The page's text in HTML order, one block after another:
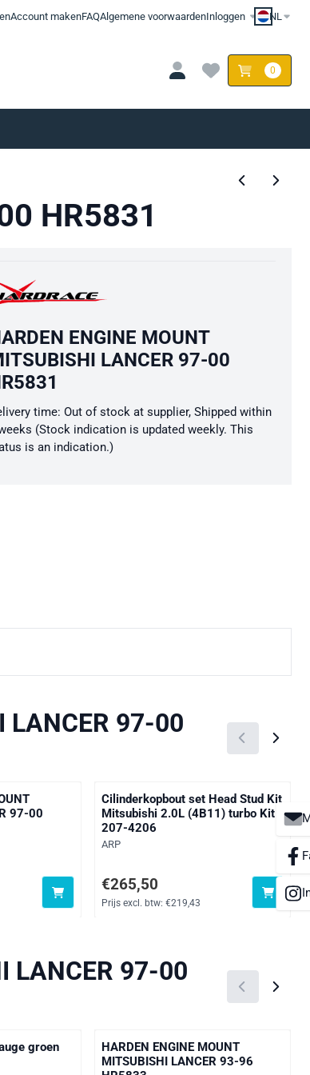
Account makenFAQAlgemene voorwaardenInloggen NL
0
HR5831
ENGINE MOUNT
LANCER 97-00
time: Out of stock at supplier, Shipped within
(Stock indication is updated weekly. This
is an indication.)
LANCER 97-00
97-00
btw: 367,49
Cilinderkopbout set Head Stud Kit
Mitsubishi 2.0L (4B11) turbo Kit
207-4206
Merk:
ARP
Prijs: 265,50, exclusief btw: 219,43
€265,50
Prijs excl. btw: €219,43
LANCER 97-00
groen
HARDEN ENGINE MOUNT
MITSUBISHI LANCER 93-96